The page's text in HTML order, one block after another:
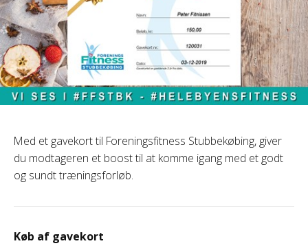
Med et gavekort til Foreningsfitness Stubbekøbing, giver
du modtageren et boost til at komme igang med et godt
og sundt træningsforløb.
Køb af gavekort